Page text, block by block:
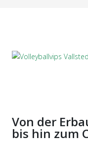
Von der
bis hin zum